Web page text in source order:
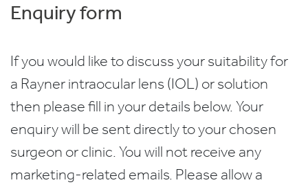
Enquiry form
If you would like to discuss your suitability for
a Rayner intraocular lens (IOL) or solution
then please fill in your details below. Your
enquiry will be sent directly to your chosen
surgeon or clinic. You will not receive any
marketing-related emails. Please allow a